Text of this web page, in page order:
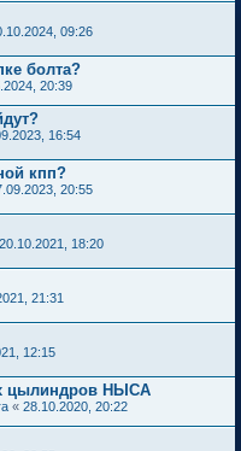
09:26
болта?
20:39
16:54
кпп?
20:55
20.10.2021, 18:20
21:31
12:15
цылиндров НЫСА
« 28.10.2020, 20:22